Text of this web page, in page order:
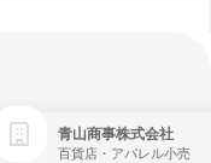
青山商事株式会社
百貨店・アパレル小売